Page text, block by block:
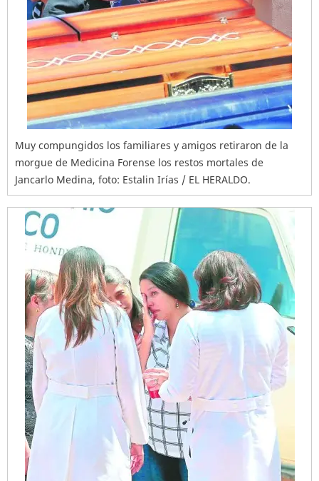
Muy compungidos los familiares y amigos retiraron de la
morgue de Medicina Forense los restos mortales de
Jancarlo Medina, foto: Estalin Irías / EL HERALDO.